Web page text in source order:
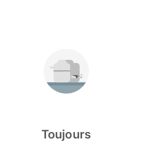
Toujours